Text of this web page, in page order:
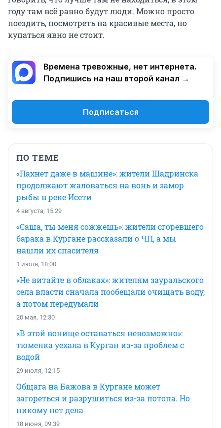
году там всё равно будут люди. Можно просто
поездить, посмотреть на красивые места, но
купаться явно не стоит.
Времена тревожные, нет интернета.
Подпишись на наш второй канал →
Подписаться
ПО ТЕМЕ
«Пахнет даже в машине»: жители Шадринска
продолжают жаловаться на вонь и замор
рыбы в реке Исети
4 августа, 15:29
«Саша, ты меня сожжешь»: жители сгоревшего
барака в Кургане рассказали о ЧП, а мы
нашли их спасителя
1 июля, 18:00
«Не витайте в облаках»: жителям зауральского
села власти сначала пообещали очищать воду,
а потом передумали
20 мая, 12:30
«В этой вонище оставаться невозможно»:
тюменка уехала в Курган из-за проблем с
водой
29 июля, 12:15
Общага на Бажова в Кургане может
загореться и разрушиться из-за потопа. Но
никому нет дела
18 июня, 09:39